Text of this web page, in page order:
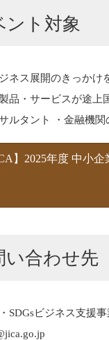
ント対象
ネス展開のきっかけ
品・サービスが途上
ルタント ・金融機
】2025年度 中小
い合わせ先
SDGsビジネス支援事